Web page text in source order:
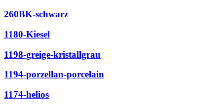
260BK-schwarz
1180-Kiesel
1198-greige-kristallgrau
1194-porzellan-porcelain
1174-helios